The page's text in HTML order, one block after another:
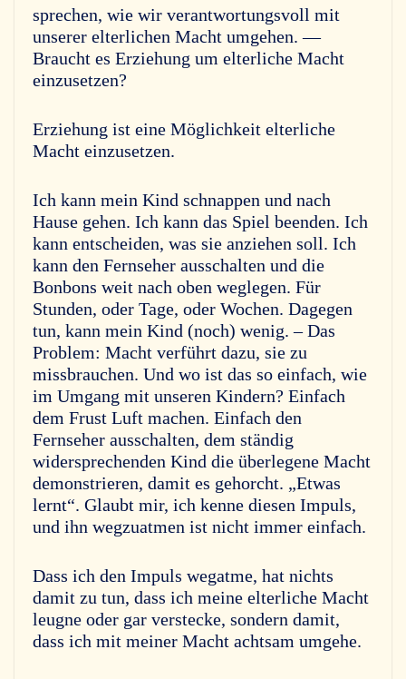
sprechen, wie wir verantwortungsvoll mit
unserer elterlichen Macht umgehen. —
Braucht es Erziehung um elterliche Macht
einzusetzen?
Erziehung ist eine Möglichkeit elterliche
Macht einzusetzen.
Ich kann mein Kind schnappen und nach
Hause gehen. Ich kann das Spiel beenden. Ich
kann entscheiden, was sie anziehen soll. Ich
kann den Fernseher ausschalten und die
Bonbons weit nach oben weglegen. Für
Stunden, oder Tage, oder Wochen. Dagegen
tun, kann mein Kind (noch) wenig. – Das
Problem: Macht verführt dazu, sie zu
missbrauchen. Und wo ist das so einfach, wie
im Umgang mit unseren Kindern? Einfach
dem Frust Luft machen. Einfach den
Fernseher ausschalten, dem ständig
widersprechenden Kind die überlegene Macht
demonstrieren, damit es gehorcht. „Etwas
lernt“. Glaubt mir, ich kenne diesen Impuls,
und ihn wegzuatmen ist nicht immer einfach.
Dass ich den Impuls wegatme, hat nichts
damit zu tun, dass ich meine elterliche Macht
leugne oder gar verstecke, sondern damit,
dass ich mit meiner Macht achtsam umgehe.